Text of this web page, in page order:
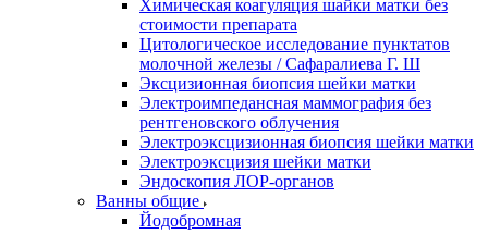
Химическая коагуляция шайки матки без
стоимости препарата
Цитологическое исследование пунктатов
молочной железы / Сафаралиева Г. Ш
Эксцизионная биопсия шейки матки
Электроимпедансная маммография без
рентгеновского облучения
Электроэксцизионная биопсия шейки матки
Электроэксцизия шейки матки
Эндоскопия ЛОР-органов
Ванны общие
Йодобромная